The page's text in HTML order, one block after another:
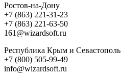
Ростов-на-Дону
+7 (863) 221-31-23
+7 (863) 221-63-50
161@wizardsoft.ru
Республика Крым и Севастополь
+7 (800) 505-99-49
info@wizardsoft.ru